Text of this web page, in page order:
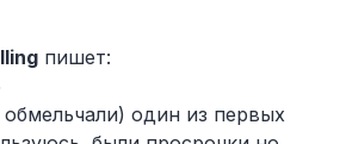
пишет:
один из первых